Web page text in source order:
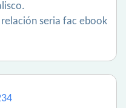
seria fac ebook